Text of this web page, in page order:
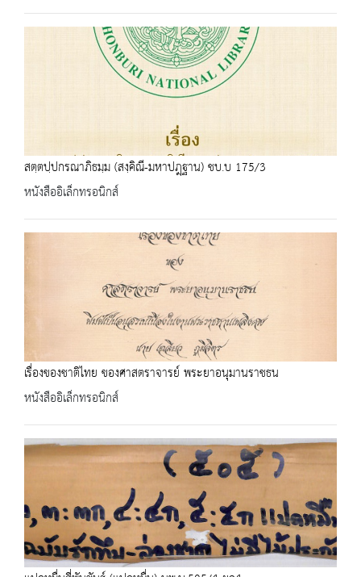
สตฺตปฺปกรณาภิธมฺม (สงฺคิณี-มหาปฎฺฐาน) ชบ.บ 175/3
หนังสืออิเล็กทรอนิกส์
เรื่องของชาติไทย ของศาสตราจารย์ พระยาอนุมานราชธน
หนังสืออิเล็กทรอนิกส์